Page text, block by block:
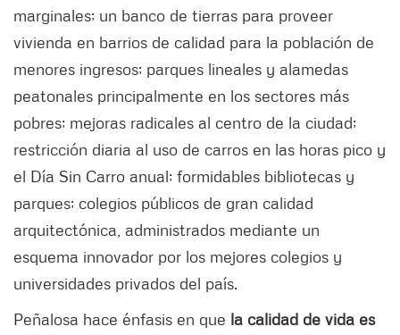
marginales; un banco de tierras para proveer
vivienda en barrios de calidad para la población de
menores ingresos; parques lineales y alamedas
peatonales principalmente en los sectores más
pobres; mejoras radicales al centro de la ciudad;
restricción diaria al uso de carros en las horas pico y
el Día Sin Carro anual; formidables bibliotecas y
parques; colegios públicos de gran calidad
arquitectónica, administrados mediante un
esquema innovador por los mejores colegios y
universidades privados del país.
Peñalosa hace énfasis en que la calidad de vida es